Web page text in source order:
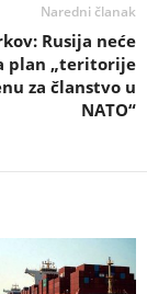
Naredni članak
Rusija neće
plan „teritorije
za članstvo u
NATO“